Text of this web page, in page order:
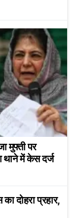
मुफ्ती पर
थाने में केस दर्ज
दोहरा प्रहार,